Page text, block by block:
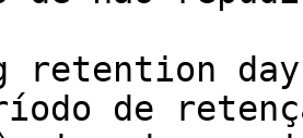
retention
de